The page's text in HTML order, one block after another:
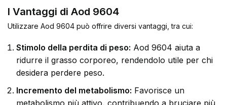
I Vantaggi di Aod 9604
Utilizzare Aod 9604 può offrire diversi vantaggi, tra cui:
Stimolo della perdita di peso: Aod 9604 aiuta a
ridurre il grasso corporeo, rendendolo utile per chi
desidera perdere peso.
Incremento del metabolismo: Favorisce un
metabolismo più attivo, contribuendo a bruciare più